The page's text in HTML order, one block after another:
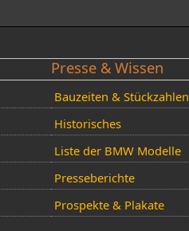
Presse & Wissen
Bauzeiten & Stückzahlen
Historisches
Liste der BMW Modelle
Presseberichte
Prospekte & Plakate